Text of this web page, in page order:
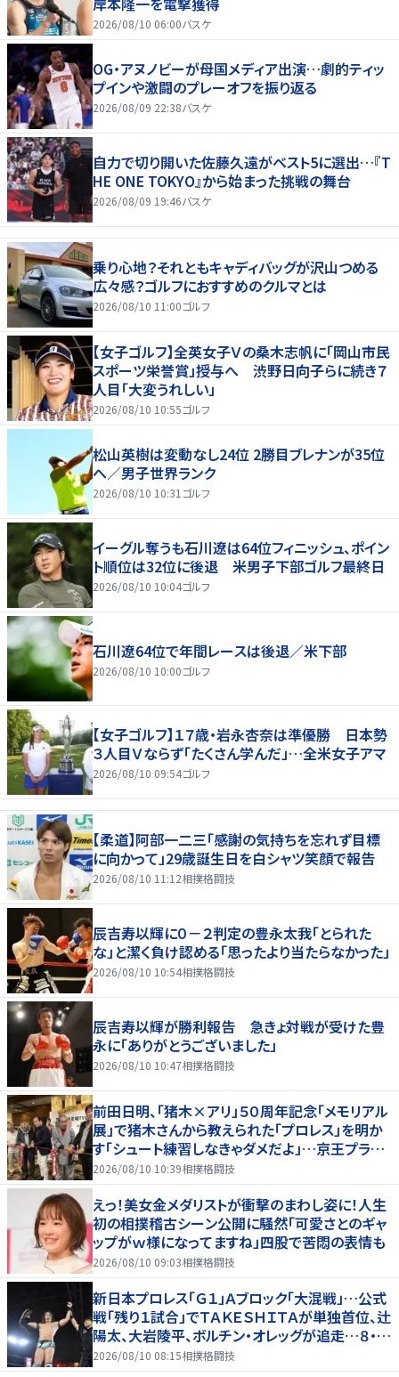
2026/08/10 06:00バスケ
OG・アヌノビーが母国メディア出演…劇的ティッ
プインや激闘のプレーオフを振り返る
2026/08/09 22:38バスケ
自力で切り開いた佐藤久遠がベスト5に選出…『T
HE ONE TOKYO』から始まった挑戦の舞台
2026/08/09 19:46バスケ
乗り心地？それともキャディバッグが沢山つめる
広々感？ゴルフにおすすめのクルマとは
2026/08/10 11:00ゴルフ
【女子ゴルフ】全英女子Ｖの桑木志帆に「岡山市民
スポーツ栄誉賞」授与へ 渋野日向子らに続き７
人目「大変うれしい」
2026/08/10 10:55ゴルフ
松山英樹は変動なし24位 2勝目ブレナンが35位
へ／男子世界ランク
2026/08/10 10:31 ゴルフ
イーグル奪うも石川遼は64位フィニッシュ、ポイン
ト順位は32位に後退 米男子下部ゴルフ最終日
2026/08/10 10:04ゴルフ
石川遼64位で年間レースは後退／米下部
2026/08/10 10:00ゴルフ
【女子ゴルフ】１７歳・岩永杏奈は準優勝 日本勢
３人目Ｖならず「たくさん学んだ」…全米女子アマ
2026/08/10 09:54ゴルフ
【柔道】阿部一二三「感謝の気持ちを忘れず目標
に向かって」29歳誕生日を白シャツ笑顔で報告
2026/08/10 11:12相撲格闘技
辰吉寿以輝に０－２判定の豊永太我「とられた
な」と潔く負け認める「思ったより当たらなかった」
2026/08/10 10:54相撲格闘技
辰吉寿以輝が勝利報告 急きょ対戦が受けた豊
永に「ありがとうございました」
2026/08/10 10:47相撲格闘技
前田日明、「猪木×アリ」５０周年記念「メモリアル
展」で猪木さんから教えられた「プロレス」を明か
す「シュート練習しなきゃダメだよ」…京王プラザ
ホテルで３１日まで
2026/08/10 10:39相撲格闘技
えっ！美女金メダリストが衝撃のまわし姿に！人生
初の相撲稽古シーン公開に騒然「可愛さとのギャ
ップがｗ様になってますね」四股で苦悶の表情も
2026/08/10 09:03相撲格闘技
新日本プロレス「Ｇ１」Ａブロック「大混戦」…公式
戦「残り１試合」でＴＡＫＥＳＨＩＴＡが単独首位、辻
陽太、大岩陵平、ボルチン・オレッグが追走…８・９
群馬全成績
2026/08/10 08:15相撲格闘技